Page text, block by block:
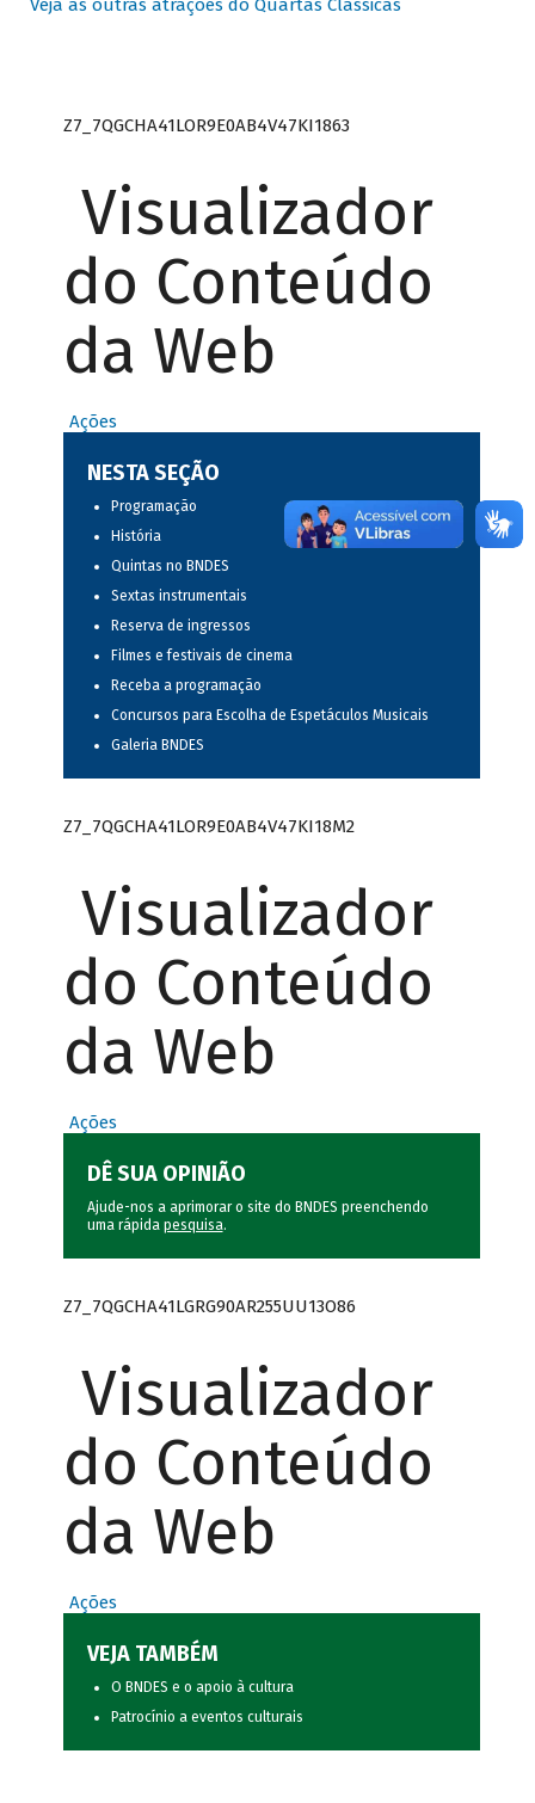
Veja as outras atrações do Quartas Clássicas
Z7_7QGCHA41LOR9E0AB4V47KI1863
Visualizador
do Conteúdo
da Web
Ações
NESTA SEÇÃO
Programação
História
Quintas no BNDES
Sextas instrumentais
Reserva de ingressos
Filmes e festivais de cinema
Receba a programação
Concursos para Escolha de Espetáculos Musicais
Galeria BNDES
Z7_7QGCHA41LOR9E0AB4V47KI18M2
Visualizador
do Conteúdo
da Web
Ações
DÊ SUA OPINIÃO
Ajude-nos a aprimorar o site do BNDES preenchendo
uma rápida pesquisa.
Z7_7QGCHA41LGRG90AR255UU13O86
Visualizador
do Conteúdo
da Web
Ações
VEJA TAMBÉM
O BNDES e o apoio à cultura
Patrocínio a eventos culturais